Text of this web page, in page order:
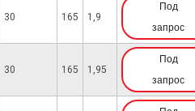
30 165 1,9
Под
запрос
30 165 1,95
Под
запрос